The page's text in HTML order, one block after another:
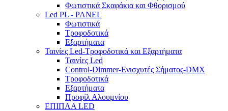
Φωτιστικά Σκαφάκια και Φθορισμού
Led PL - PANEL
Φωτιστικά
Τροφοδοτικά
Εξαρτήματα
Ταινίες Led-Τροφοδοτικά και Εξαρτήματα
Ταινίες Led
Control-Dimmer-Ενισχυτές Σήματος-DMX
Τροφοδοτικά
Εξαρτήματα
Προφίλ Αλουμνίου
ΕΠΙΠΛΑ LED